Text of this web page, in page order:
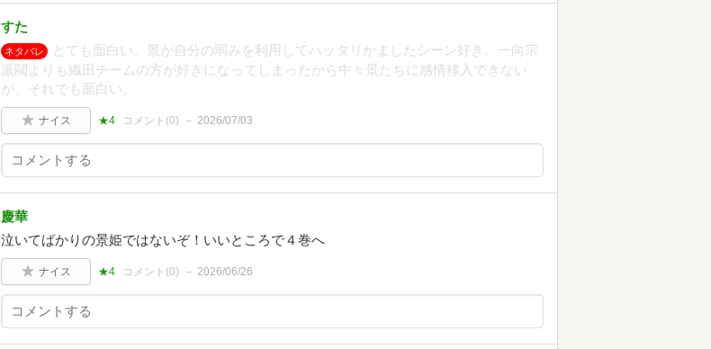
すた
ネタバレ
とても面白い。景が自分の弱みを利用してハッタリかましたシーン好き。一向宗
派閥よりも織田チームの方が好きになってしまったから中々景たちに感情移入できない
が、それでも面白い。
ナイス ★4 コメント(0) 2026/07/03
慶華
泣いてばかりの景姫ではないぞ！いいところで４巻へ
ナイス ★4 コメント(0) 2026/06/26